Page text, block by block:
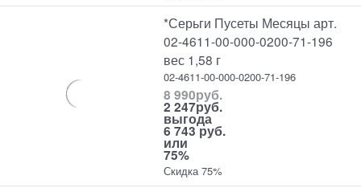
*Серьги Пусеты Месяцы арт.
02-4611-00-000-0200-71-196
вес 1,58 г
02-4611-00-000-0200-71-196
8 990руб.
2 247руб.
выгода
6 743 руб.
или
75%
Скидка 75%